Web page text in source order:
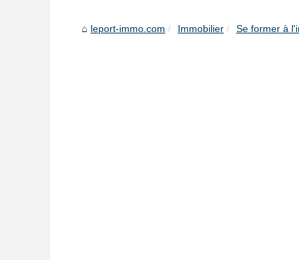
leport-immo.com Immobilier Se former à